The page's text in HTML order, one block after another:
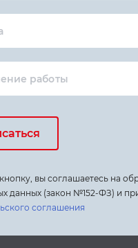
работы
вы соглашаетесь на
данных (закон №152-ФЗ) и
соглашения